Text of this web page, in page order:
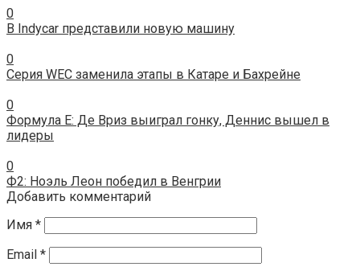
0
В Indycar представили новую машину
0
Серия WEC заменила этапы в Катаре и Бахрейне
0
Формула E: Де Вриз выиграл гонку, Деннис вышел в
лидеры
0
Ф2: Ноэль Леон победил в Венгрии
Добавить комментарий
Имя *
Email *